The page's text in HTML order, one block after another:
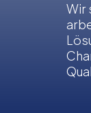
Wir